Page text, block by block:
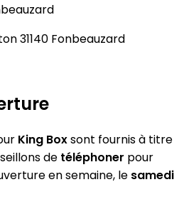
31140 Fonbeauzard
King Boxsont fournis à titre
de téléphoner pour
en semaine, le samedi